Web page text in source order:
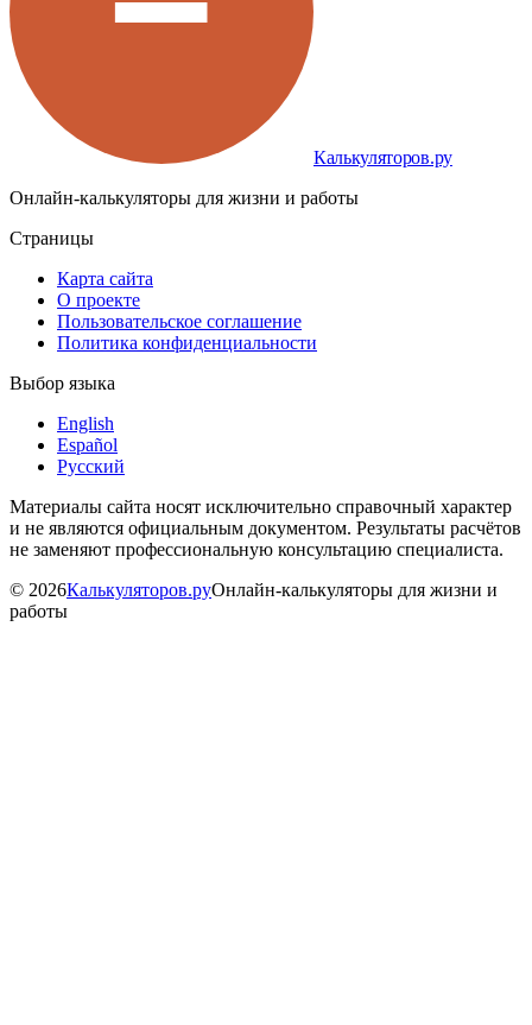
Калькуляторов.ру
Онлайн-калькуляторы для жизни и работы
Страницы
Карта сайта
О проекте
Пользовательское соглашение
Политика конфиденциальности
Выбор языка
English
Español
Русский
Материалы сайта носят исключительно справочный характер
и не являются официальным документом. Результаты расчётов
не заменяют профессиональную консультацию специалиста.
© 2026Калькуляторов.руОнлайн-калькуляторы для жизни и
работы